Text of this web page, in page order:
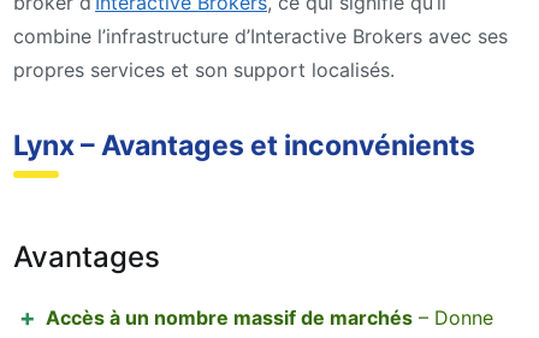
combine l’infrastructure d’Interactive Brokers avec ses
propres services et son support localisés.
Lynx – Avantages et inconvénients
Avantages
Accès à un nombre massif de marchés – Donne